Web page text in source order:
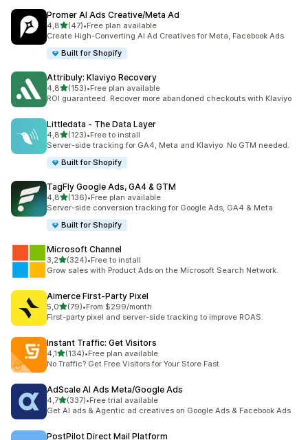
Promer AI Ads Creative/Meta Ad
4,85 yıldız üzerinden
(47)
toplam 47 değerlendirme
•Free plan available
Create High-Converting AI Ad Creatives for Meta, Facebook Ads
Built for Shopify
Attribuly: Klaviyo Recovery
4,85 yıldız üzerinden
(153)
toplam 153 değerlendirme
•Free plan available
ROI guaranteed. Recover more abandoned checkouts with Klaviyo
Littledata ‑ The Data Layer
4,85 yıldız üzerinden
(123)
toplam 123 değerlendirme
•Free to install
Server-side tracking for GA4, Meta and Klaviyo. No GTM needed.
Built for Shopify
TagFly Google Ads, GA4 & GTM
4,85 yıldız üzerinden
(136)
toplam 136 değerlendirme
•Free plan available
Server-side conversion tracking for Google Ads, GA4 & Meta
Built for Shopify
Microsoft Channel
3,25 yıldız üzerinden
(324)
toplam 324 değerlendirme
•Free to install
Grow sales with Product Ads on the Microsoft Search Network.
Aimerce First‑Party Pixel
5,05 yıldız üzerinden
(79)
toplam 79 değerlendirme
•From $299/month
First-party pixel and server-side tracking to improve ROAS.
Instant Traffic: Get Visitors
4,15 yıldız üzerinden
(134)
toplam 134 değerlendirme
•Free plan available
No Traffic? Get Free Visitors for Your Store Fast
AdScale AI Ads Meta/Google Ads
4,75 yıldız üzerinden
(337)
toplam 337 değerlendirme
•Free trial available
Get AI ads & Agentic ad creatives on Google Ads & Facebook Ads
PostPilot Direct Mail Platform